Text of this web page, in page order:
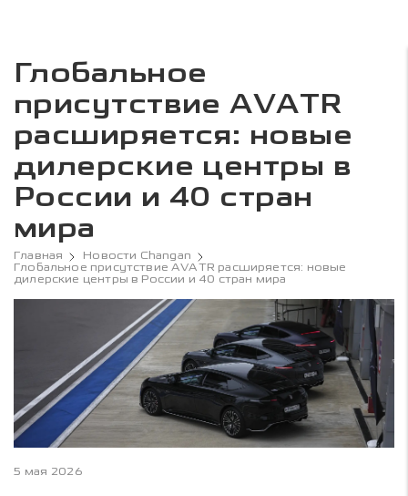
Глобальное
присутствие AVATR
расширяется: новые
дилерские центры в
России и 40 стран
мира
Главная
Новости Changan
Глобальное присутствие AVATR расширяется: новые
дилерские центры в России и 40 стран мира
5 мая 2026